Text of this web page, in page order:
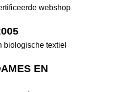
webshop
biologische textiel
EN